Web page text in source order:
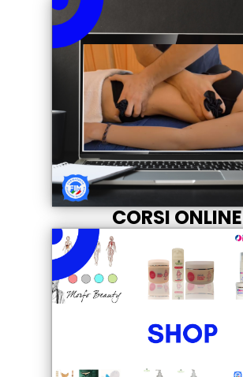
CORSI ONLINE